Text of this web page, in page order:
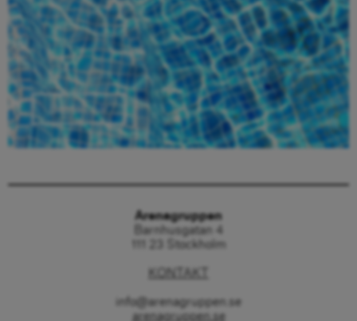
Beställ här
Arenagruppen
Barnhusgatan 4
111 23 Stockholm
KONTAKT
info@arenagruppen.se
arenagruppen.se